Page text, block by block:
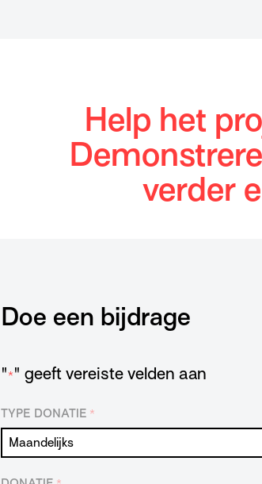
Help het
verder
Doe een bijdrage
" * " geeft vereiste velden aan
TYPE DONATIE *